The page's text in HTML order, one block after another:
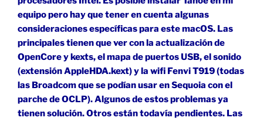
equipo pero hay que tener en cuenta algunas
consideraciones específicas para este macOS. Las
principales tienen que ver con la actualización de
OpenCore y kexts, el mapa de puertos USB, el sonido
(extensión AppleHDA.kext) y la wifi Fenvi T919 (todas
las Broadcom que se podían usar en Sequoia con el
parche de OCLP). Algunos de estos problemas ya
tienen solución. Otros están todavía pendientes. Las